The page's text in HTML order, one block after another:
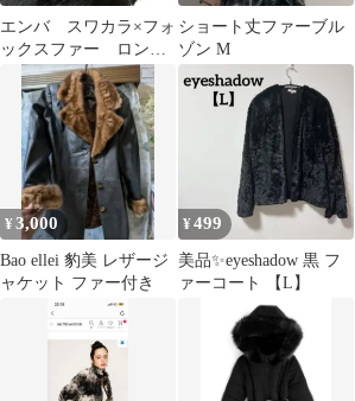
エンバ スワカラ×フォ
ックスファー ロング
コート ベルト付き
本毛皮 11号 黒
ショート丈ファーブル
ゾン M
¥3,000
Bao ellei 豹美 レザージ
ャケット ファー付き
¥499
美品✨eyeshadow 黒 フ
ァーコート 【L】